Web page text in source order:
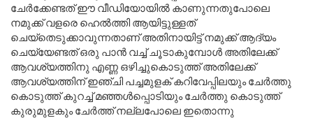
ചേർക്കേണ്ടത് ഈ വീഡിയോയിൽ കാണുന്നതുപോലെ
നമുക്ക് വളരെ ഹെൽത്തി ആയിട്ടുള്ളത്
ചെയ്തെടുക്കാവുന്നതാണ് അതിനായിട്ട് നമുക്ക് ആദ്യം
ചെയ്യേണ്ടത് ഒരു പാൻ വച്ച് ചൂടാകുമ്പോൾ അതിലേക്ക്
ആവശ്യത്തിനു എണ്ണ ഒഴിച്ചുകൊടുത്ത് അതിലേക്ക്
ആവശ്യത്തിന് ഇഞ്ചി പച്ചമുളക് കറിവേപ്പിലയും ചേർത്തു
കൊടുത്ത് കുറച്ച് മഞ്ഞൾപ്പൊടിയും ചേർത്തു കൊടുത്ത്
കുരുമുളകും ചേർത്ത് നല്ലപോലെ ഇതൊന്നു